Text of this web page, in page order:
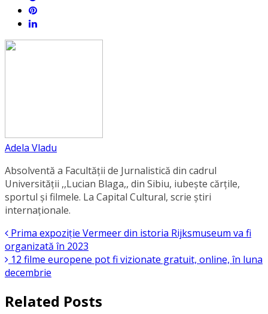
Adela Vladu
Absolventă a Facultății de Jurnalistică din cadrul
Universității ,,Lucian Blaga,, din Sibiu, iubește cărțile,
sportul și filmele. La Capital Cultural, scrie știri
internaționale.
Prima expoziție Vermeer din istoria Rijksmuseum va fi
organizată în 2023
12 filme europene pot fi vizionate gratuit, online, în luna
decembrie
Related Posts